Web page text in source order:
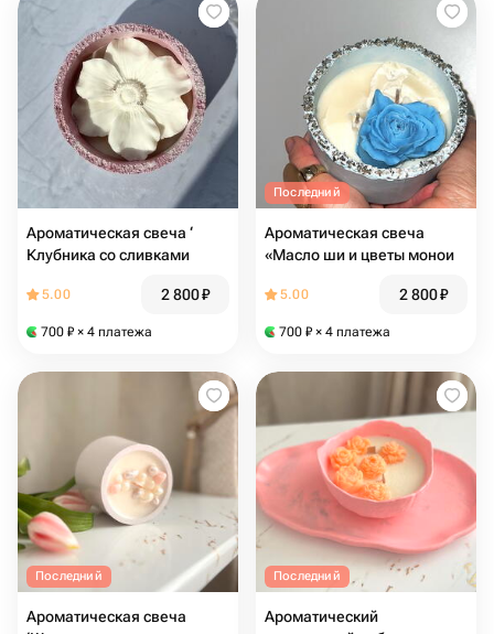
Ароматическая свеча ‘
Клубника со сливками
5.00 2 800₽
700 ₽ × 4 платежа
Последний
Ароматическая свеча
«Масло ши и цветы монои
5.00 2 800₽
700 ₽ × 4 платежа
Последний
Ароматическая свеча
Последний
Ароматический